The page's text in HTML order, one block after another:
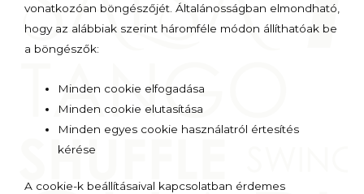
vonatkozóan böngészőjét. Általánosságban elmondható,
hogy az alábbiak szerint háromféle módon állíthatóak be
a böngészők:
Minden cookie elfogadása
Minden cookie elutasítása
Minden egyes cookie használatról értesítés
kérése
A cookie-k beállításaival kapcsolatban érdemes